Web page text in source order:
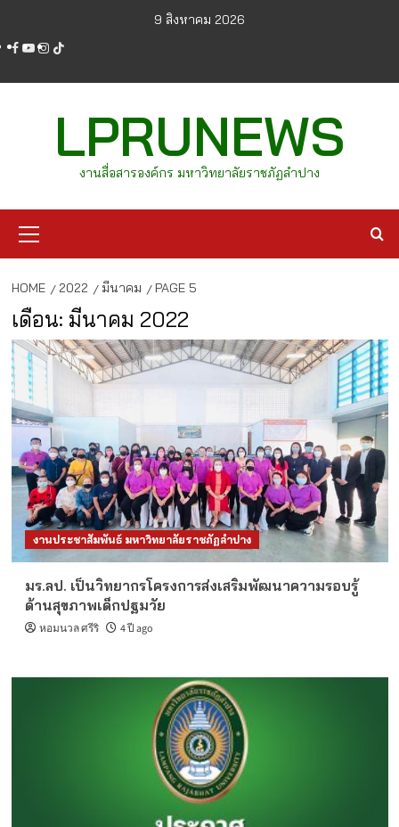
content
9 สิงหาคม 2026
facebook
youtube
instagram
tiktok
LPRUNEWS
งานสื่อสารองค์กร มหาวิทยาลัยราชภัฏลำปาง
Menu
HOME 2022 มีนาคม PAGE 5
เดือน: มีนาคม 2022
งานประชาสัมพันธ์ มหาวิทยาลัยราชภัฏลำปาง
มร.ลป. เป็นวิทยากรโครงการส่งเสริมพัฒนาความรอบรู้
ด้านสุขภาพเด็กปฐมวัย
หอมนวล ศรีริ 4 ปี ago